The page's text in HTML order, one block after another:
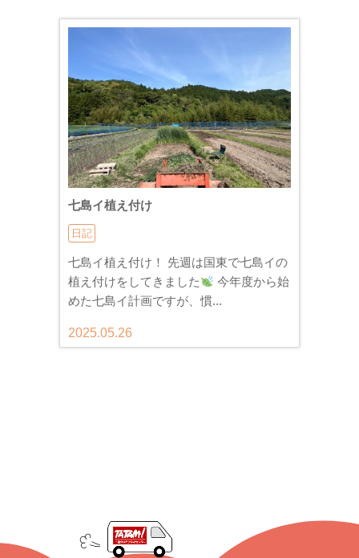
七島イ植え付け
日記
七島イ植え付け！ 先週は国東で七島イの
植え付けをしてきました
今年度から始
めた七島イ計画ですが、慣...
2025.05.26